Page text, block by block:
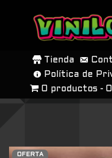
SALTAR
CONTENIDO
Tienda
Política de
0 productos
OFERTA